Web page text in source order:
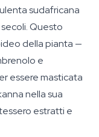
sudafricana
Questo
della pianta —
e
essere masticata
nella sua
estratti e